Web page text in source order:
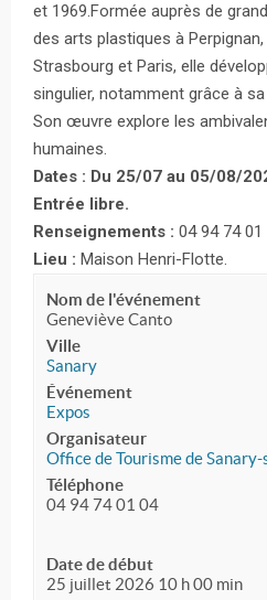
et 1969.Formée auprès de
des arts plastiques à
Strasbourg et Paris, elle
singulier, notamment grâce à
Son œuvre explore les
humaines.
Dates : Du 25/07 au 05/08/
Entrée libre.
Renseignements : 04 94 74 01
Lieu : Maison Henri-Flotte.
Nom de l'événement
Geneviève Canto
Ville
Sanary
Événement
Expos
Organisateur
Office de Tourisme de
Téléphone
04 94 74 01 04
Date de début
25 juillet 2026 10 h 00 min